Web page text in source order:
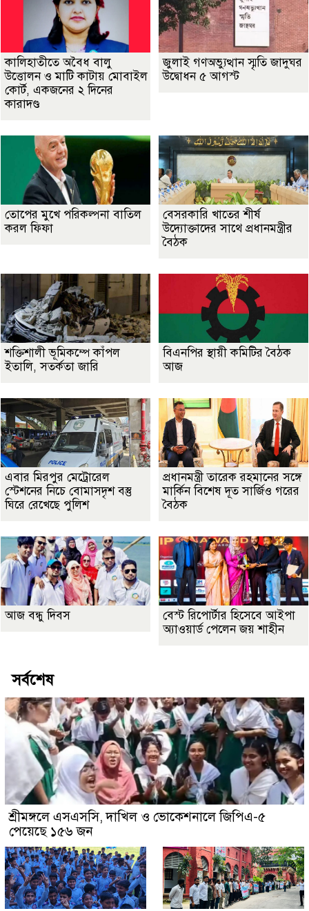
কালিহাতীতে অবৈধ বালু
উত্তোলন ও মাটি কাটায় মোবাইল
কোর্ট, একজনের ২ দিনের
কারাদণ্ড
জুলাই গণঅভ্যুত্থান স্মৃতি জাদুঘর
উদ্বোধন ৫ আগস্ট
তোপের মুখে পরিকল্পনা বাতিল
করল ফিফা
বেসরকারি খাতের শীর্ষ
উদ্যোক্তাদের সাথে প্রধানমন্ত্রীর
বৈঠক
শক্তিশালী ভূমিকম্পে কাঁপল
ইতালি, সতর্কতা জারি
বিএনপির স্থায়ী কমিটির বৈঠক
আজ
এবার মিরপুর মেট্রোরেল
স্টেশনের নিচে বোমাসদৃশ বস্তু
ঘিরে রেখেছে পুলিশ
প্রধানমন্ত্রী তারেক রহমানের সঙ্গে
মার্কিন বিশেষ দূত সার্জিও গরের
বৈঠক
আজ বন্ধু দিবস
বেস্ট রিপোর্টার হিসেবে আইপা
অ্যাওয়ার্ড পেলেন জয় শাহীন
সর্বশেষ
শ্রীমঙ্গলে এসএসসি, দাখিল ও ভোকেশনালে জিপিএ-৫
পেয়েছে ১৫৬ জন